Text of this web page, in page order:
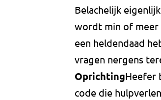
Belachelijk
wordt min of meer
een heldendaad
vragen nergens
OprichtingHeefer
code die